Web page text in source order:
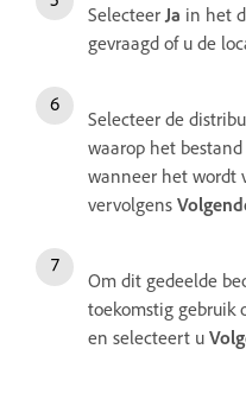
Selecteer Ja in het
gevraagd of u de
Selecteer de
waarop het
wanneer het wordt
vervolgens
Om dit gedeelde
toekomstig gebruik
en selecteert u